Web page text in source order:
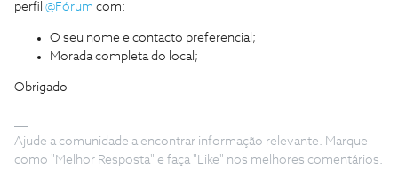
perfil @Fórum com:
O seu nome e contacto preferencial;
Morada completa do local;
Obrigado
Ajude a comunidade a encontrar informação relevante. Marque
como "Melhor Resposta" e faça "Like" nos melhores comentários.